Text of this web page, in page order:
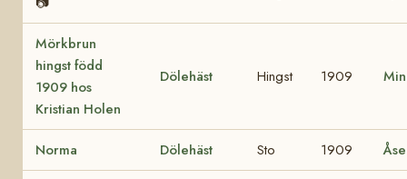
Mörkbrun
hingst född
1909 hos
Kristian Holen
Dölehäst Hingst 1909
Norma Dölehäst Sto 1909 Åse